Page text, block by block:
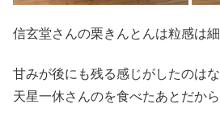
信玄堂さんの栗きんとんは粒感は細
甘みが後にも残る感じがしたのは
天星一休さんのを食べたあとだから